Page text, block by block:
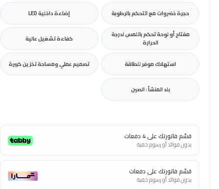
حجرة خضروات مع التحكم بالرطوبة إضاءة داخلية LED
مفتاح أو لوحة تحكم باللمس لدرجة
الحرارة
كفاءة تشغيل عالية
استهلاك موفر للطاقة تصميم عملي ومساحة تخزين كبيرة
بلد المنشأ : الصين
قسّم فاتورتك على 4 دفعات
بدون فوائد أو رسوم خفية
قسّم فاتورتك على دفعات
بدون فوائد أو رسوم خفية